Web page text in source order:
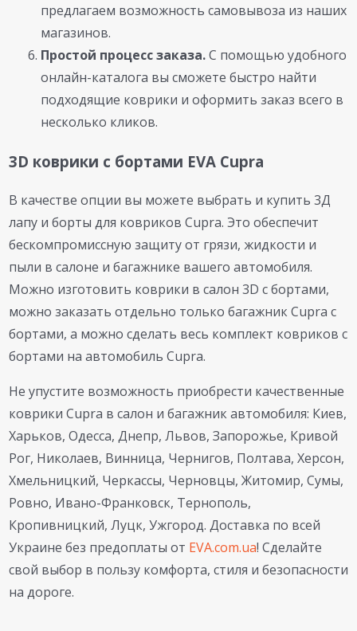
предлагаем возможность самовывоза из наших
магазинов.
Простой процесс заказа.С помощью удобного
онлайн-каталога вы сможете быстро найти
подходящие коврики и оформить заказ всего в
несколько кликов.
3D коврики с бортами EVA Cupra
В качестве опции вы можете выбрать и купить 3Д
лапу и борты для ковриков Cupra. Это обеспечит
бескомпромиссную защиту от грязи, жидкости и
пыли в салоне и багажнике вашего автомобиля.
Можно изготовить коврики в салон 3D с бортами,
можно заказать отдельно только багажник Cupra с
бортами, а можно сделать весь комплект ковриков с
бортами на автомобиль Cupra.
Не упустите возможность приобрести качественные
коврики Cupra в салон и багажник автомобиля: Киев,
Харьков, Одесса, Днепр, Львов, Запорожье, Кривой
Рог, Николаев, Винница, Чернигов, Полтава, Херсон,
Хмельницкий, Черкассы, Черновцы, Житомир, Сумы,
Ровно, Ивано-Франковск, Тернополь,
Кропивницкий, Луцк, Ужгород. Доставка по всей
Украине без предоплаты от EVA.com.ua! Сделайте
свой выбор в пользу комфорта, стиля и безопасности
на дороге.